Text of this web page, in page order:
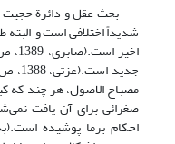
بحث عقل و دائرة حجیت
شدیداً اختلافی است و
مصباح الاصول، هر چند که
صغرائی برای آن یافت